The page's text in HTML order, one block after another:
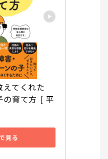
えてくれた
の育て方 [ 平
見る